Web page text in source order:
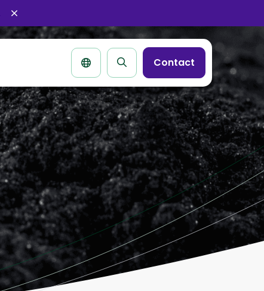
alertbar
Zoek
pagina
Contact